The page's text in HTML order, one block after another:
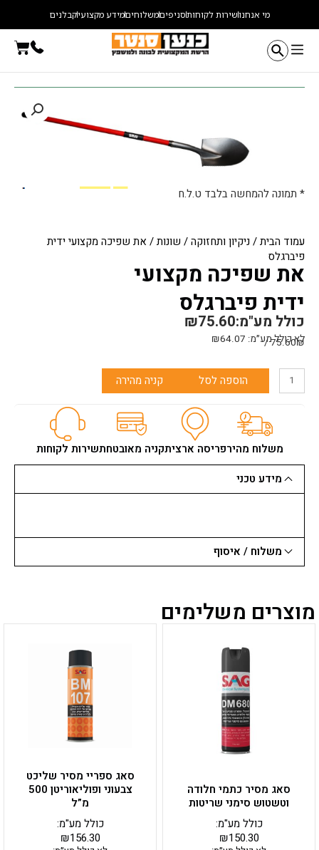
מי אנחנושירות לקוחותסניפיםמשלוחיםמידע מקצועיקבלנים
עמוד הבית/ניקיון ותחזוקה/ שונות/ את שפיכה מקצועי ידית
פיברגלס
את שפיכה מקצועי
ידית פיברגלס
₪75.60כולל מע"מ:
לא כולל מע״מ: ₪64.07
75.60₪ /
כמות
הוספה לסל קניה מהירה
משלוח מהירפריסה ארציתקניה מאובטחתשירות לקוחות
מידע טכני
משלוח / איסוף
* תמונה להמחשה בלבד ט.ל.ח
מוצרים משלימים
סאג מסיר כתמי חלודה
וטשטוש סימני שריטות
₪150.30
כולל מע"מ:
סאג ספריי מסיר שליכט
צבעוני ופוליאוריטן 500
מ”ל
₪156.30
כולל מע"מ: